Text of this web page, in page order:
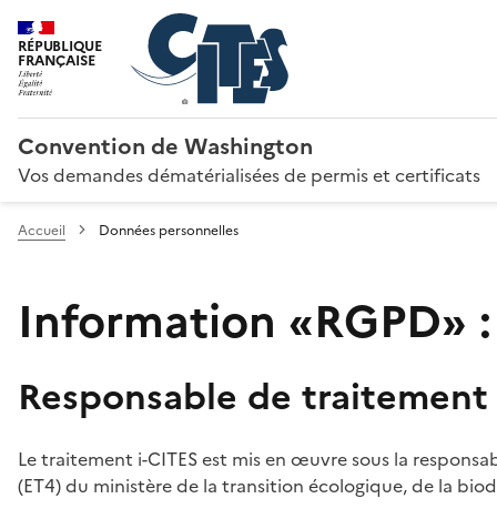
RÉPUBLIQUE
FRANÇAISE
Convention de Washington
Vos demandes dématérialisées de permis et certificats
Accueil Données personnelles
Information «RGPD»
Responsable de traitement
Le traitement i-CITES est mis en œuvre sous la
(ET4) du ministère de la transition écologique, de la